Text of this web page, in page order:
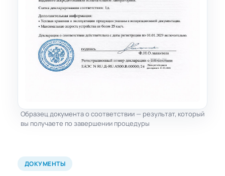
Образец документа о соответствии — результат, который
вы получаете по завершении процедуры
ДОКУМЕНТЫ